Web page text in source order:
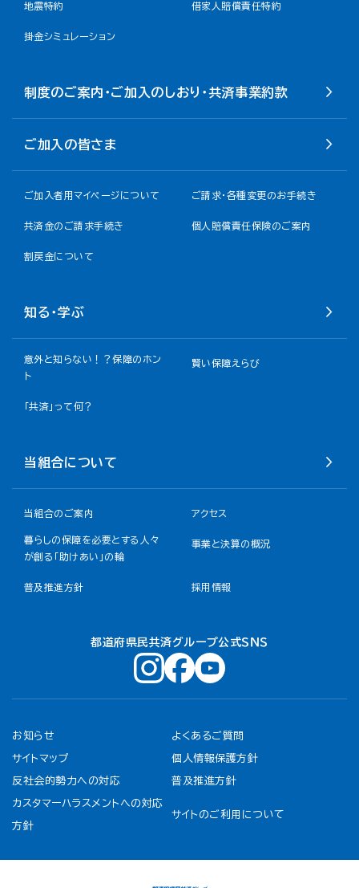
地震特約 借家人賠償責任特約
掛金シミュレーション
制度のご案内・ご加入のしおり・共済事業約款
ご加入の皆さま
ご加入者用マイページについて ご請求・各種変更のお手続き
共済金のご請求手続き 個人賠償責任保険のご案内
割戻金について​
知る・学ぶ
意外と知らない！？保障のホン
ト
賢い保障えらび
「共済」って何？
当組合について
当組合のご案内 アクセス
暮らしの保障を必要とする人々
が創る「助けあい」の輪
事業と決算の概況
普及推進方針 採用情報
都道府県民共済グループ公式ＳＮＳ
お知らせ よくあるご質問
サイトマップ 個人情報保護方針
反社会的勢力への対応 普及推進方針
カスタマーハラスメントへの対応
方針
サイトのご利用について